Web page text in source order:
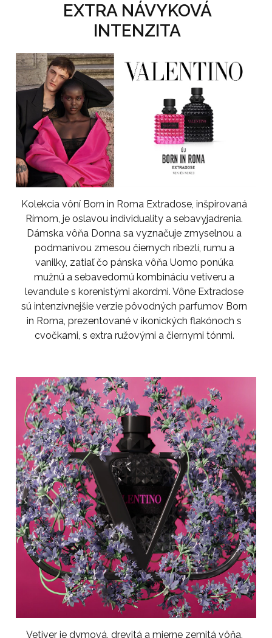
EXTRA NÁVYKOVÁ
INTENZITA
Kolekcia vôní Born in Roma Extradose, inšpirovaná
Rímom, je oslavou individuality a sebavyjadrenia.
Dámska vôňa Donna sa vyznačuje zmyselnou a
podmanivou zmesou čiernych ríbezlí, rumu a
vanilky, zatiaľ čo pánska vôňa Uomo ponúka
mužnú a sebavedomú kombináciu vetiveru a
levandule s korenistými akordmi. Vône Extradose
sú intenzívnejšie verzie pôvodných parfumov Born
in Roma, prezentované v ikonických flakónoch s
cvočkami, s extra ružovými a čiernymi tónmi.
Vetiver je dymová, drevitá a mierne zemitá vôňa,